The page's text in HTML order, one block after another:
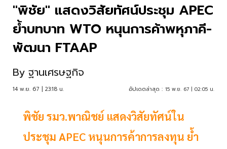
"พิชัย" แสดงวิสัยทัศน์ประชุม APEC
ย้ำบทบาท WTO หนุนการค้าพหุภาคี-
พัฒนา FTAAP
By ฐานเศรษฐกิจ
14 พ.ย. 67 | 23:18 น. อัปเดตล่าสุด : 15 พ.ย. 67 | 02:05 น.
พิชัย รมว.พาณิชย์ แสดงวิสัยทัศน์ใน
ประชุม APEC หนุนการค้าการลงทุน ย้ำ